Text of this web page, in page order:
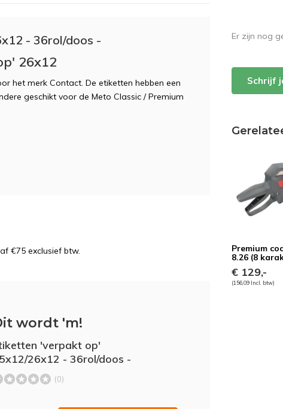
- 36rol/doos -
26x12
het merk Contact. De etiketten hebben een
geschikt voor de Meto Classic / Premium
€75 exclusief btw.
wordt 'm!
'verpakt op'
26x12 - 36rol/doos -
(0)
Er zijn nog
Schrijf
Premium
8.26 (8
€ 129,-
(156,09 Incl. btw)